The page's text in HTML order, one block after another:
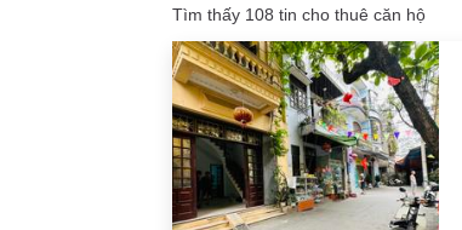
Tìm thấy 108 tin cho thuê căn hộ